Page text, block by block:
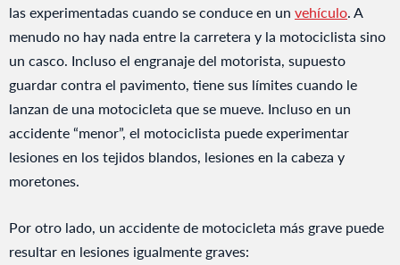
las experimentadas cuando se conduce en un vehículo. A
menudo no hay nada entre la carretera y la motociclista sino
un casco. Incluso el engranaje del motorista, supuesto
guardar contra el pavimento, tiene sus límites cuando le
lanzan de una motocicleta que se mueve. Incluso en un
accidente “menor”, el motociclista puede experimentar
lesiones en los tejidos blandos, lesiones en la cabeza y
moretones.
Por otro lado, un accidente de motocicleta más grave puede
resultar en lesiones igualmente graves: